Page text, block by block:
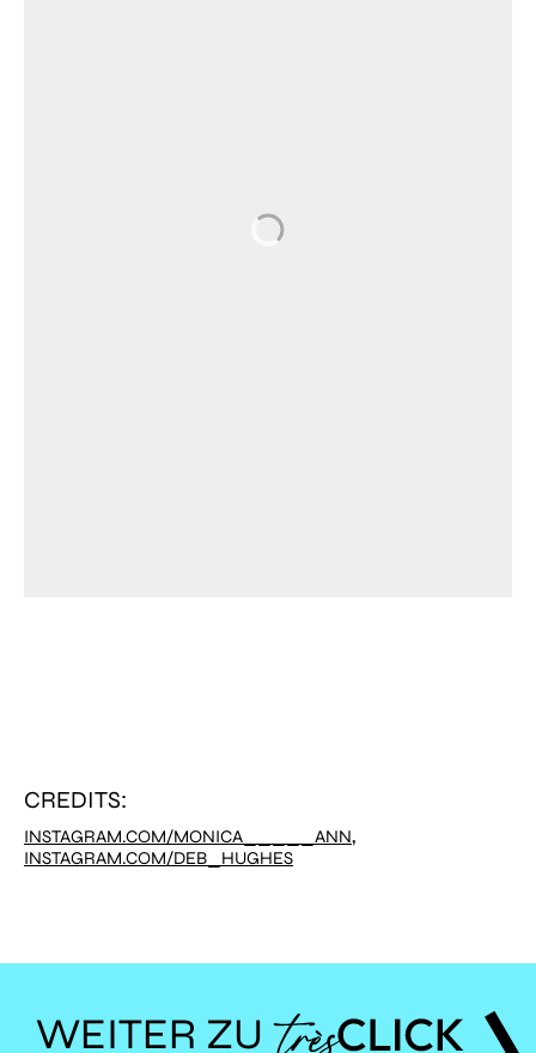
CREDITS:
INSTAGRAM.COM/MONICA_____ANN,
INSTAGRAM.COM/DEB_HUGHES
WEITER ZU